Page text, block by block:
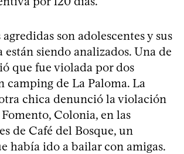
son adolescentes y sus
están siendo analizados. Una de
que fue violada por dos
camping de La Paloma. La
chica denunció la violación
Colonia, en las
de Café del Bosque, un
había ido a bailar con amigas.